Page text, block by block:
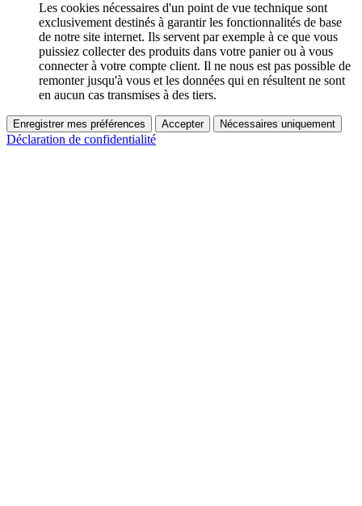
Les cookies nécessaires d'un point de vue technique sont
exclusivement destinés à garantir les fonctionnalités de base
de notre site internet. Ils servent par exemple à ce que vous
puissiez collecter des produits dans votre panier ou à vous
connecter à votre compte client. Il ne nous est pas possible de
remonter jusqu'à vous et les données qui en résultent ne sont
en aucun cas transmises à des tiers.
Enregistrer mes préférences Accepter Nécessaires uniquement
Déclaration de confidentialité